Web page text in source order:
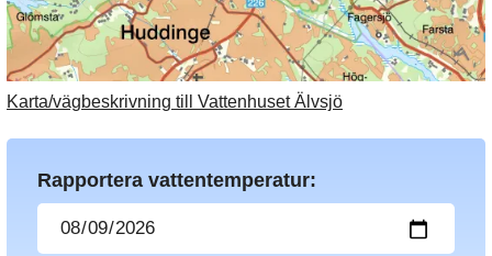
Karta/vägbeskrivning till Vattenhuset Älvsjö
Rapportera vattentemperatur: